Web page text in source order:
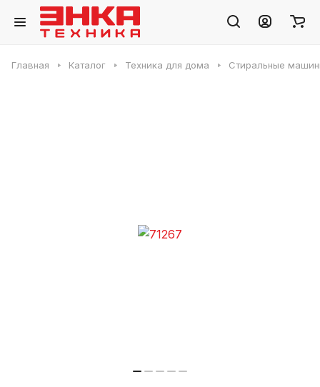
Главная Каталог Техника для дома Стиральные